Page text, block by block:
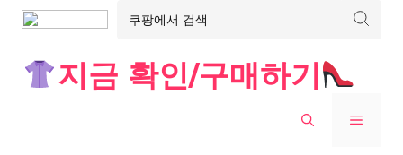
지금 확인/구매하기
MENU